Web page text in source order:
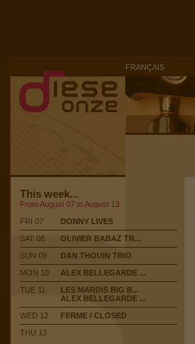
FRANÇAIS
This week...
From August 07 to August 13
FRI 07
DONNY LIVES
SAT 08
OLIVIER BABAZ TR...
SUN 09
DAN THOUIN TRIO
MON 10
ALEX BELLEGARDE ...
TUE 11
LES MARDIS BIG B...
ALEX BELLEGARDE ...
WED 12
FERME / CLOSED
THU 13